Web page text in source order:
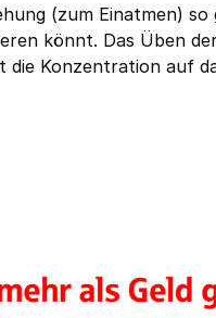
(zum Einatmen)
könnt. Das Üben
die Konzentration auf